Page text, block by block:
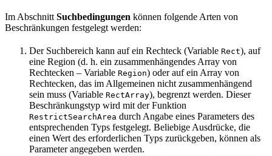
Im Abschnitt Suchbedingungen können folgende Arten von
Beschränkungen festgelegt werden:
Der Suchbereich kann auf ein Rechteck (Variable Rect), auf
eine Region (d. h. ein zusammenhängendes Array von
Rechtecken – Variable Region) oder auf ein Array von
Rechtecken, das im Allgemeinen nicht zusammenhängend
sein muss (Variable RectArray), begrenzt werden. Dieser
Beschränkungstyp wird mit der Funktion
RestrictSearchArea durch Angabe eines Parameters des
entsprechenden Typs festgelegt. Beliebige Ausdrücke, die
einen Wert des erforderlichen Typs zurückgeben, können als
Parameter angegeben werden.